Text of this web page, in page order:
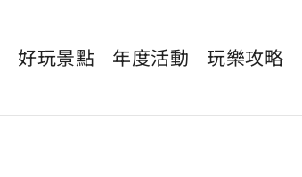
好玩景點 年度活動 玩樂攻略